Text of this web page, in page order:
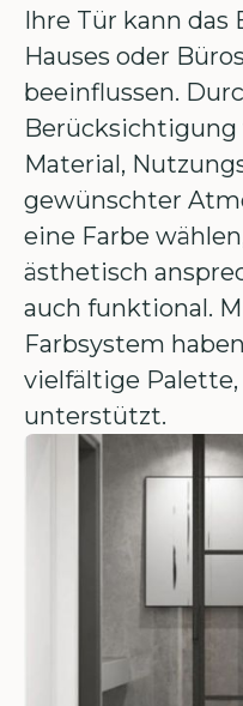
Ihre Tür kann das
Hauses oder
beeinflussen.
Berücksichtigung
Material,
gewünschter
eine Farbe
ästhetisch
auch funktional.
Farbsystem
vielfältige
unterstützt.